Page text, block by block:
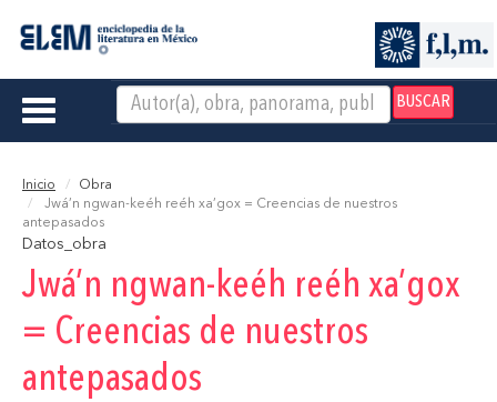
BUSCAR
Toggle
Inicio
Obra
Jwá’n ngwan-keéh reéh xa’gox = Creencias de nuestros
antepasados
Datos_obra
Jwá’n ngwan-keéh reéh xa’gox
= Creencias de nuestros
antepasados